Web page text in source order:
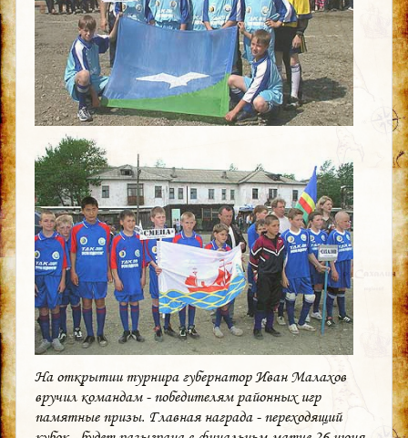
На открытии турнира губернатор Иван Малахов
вручил командам - победителям районных игр
памятные призы. Главная награда - переходящий